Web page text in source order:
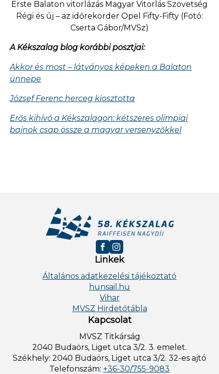
Régi és új – az időrekorder Opel Fifty-Fifty (Fotó:
Cserta Gábor/MVSz)
A Kékszalag blog korábbi posztjai:
Akkor és most – látványos képeken a Balaton
ünnepe
József Ferenc herceg kiosztotta
Erős kihívó a Kékszalagon: kétszeres olimpiai
bajnok csap össze a magyar versenyzőkkel
Linkek
Általános adatkezelési tájékoztató
hunsail.hu
Vihar
MVSZ Hirdetőtábla
Kapcsolat
MVSZ Titkárság
2040 Budaörs, Liget utca 3/2. 3. emelet.
Székhely: 2040 Budaörs, Liget utca 3/2. 32-es ajtó
Telefonszám: +36-30/755-9083